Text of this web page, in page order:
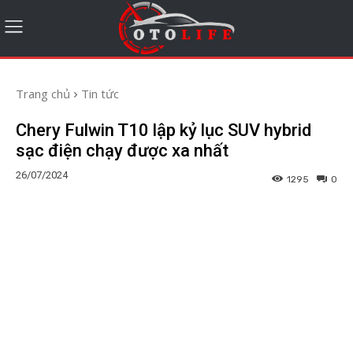
Trang chủ Tin tức
Chery Fulwin T10 lập kỷ lục SUV hybrid
sạc điện chạy được xa nhất
26/07/2024 0
1295